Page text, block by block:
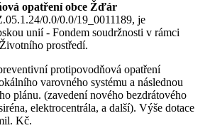
opatření obce Žďár
0.0/0.0/19_0011189, je
unií - Fondem soudržnosti v rámci
prostředí.
protipovodňová opatření
varovného systému a následnou
plánu. (zavedení nového bezdrátového
elektrocentrála, a další). Výše dotace
Kč.